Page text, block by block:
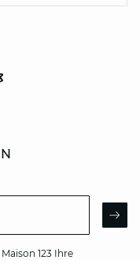
123 Ihre